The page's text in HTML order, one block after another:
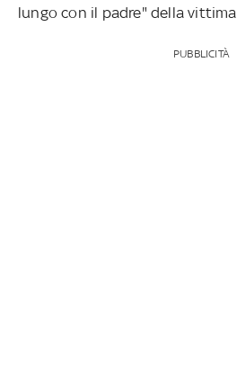
lungo con il padre" della vittima.
PUBBLICITÀ